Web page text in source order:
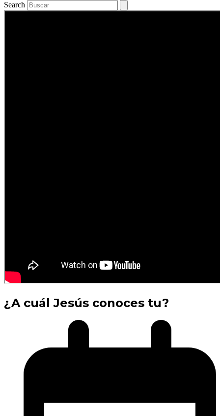
Search
¿A cuál Jesús conoces tu?